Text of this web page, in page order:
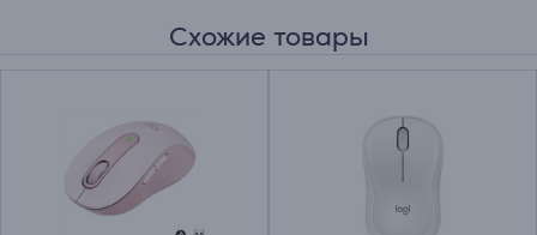
Схожие товары